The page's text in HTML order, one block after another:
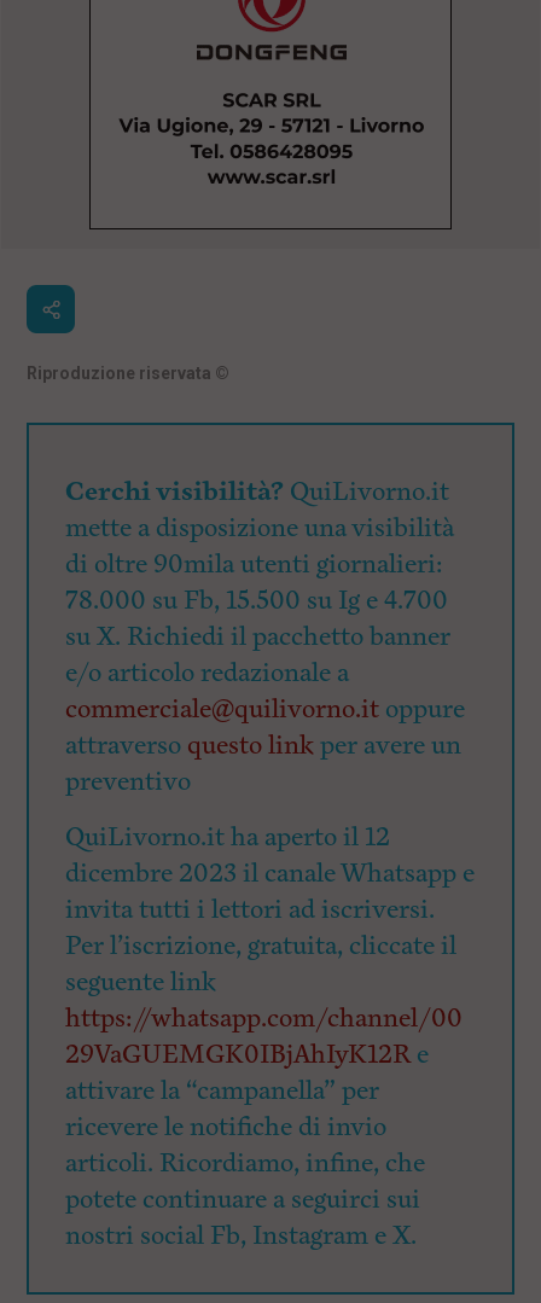
Riproduzione riservata ©
Cerchi visibilità? QuiLivorno.it
mette a disposizione una visibilità
di oltre 90mila utenti giornalieri:
78.000 su Fb, 15.500 su Ig e 4.700
su X. Richiedi il pacchetto banner
e/o articolo redazionale a
commerciale@quilivorno.it oppure
attraverso questo linkper avere un
preventivo
QuiLivorno.it ha aperto il 12
dicembre 2023 il canale Whatsapp e
invita tutti i lettori ad iscriversi.
Per l’iscrizione, gratuita, cliccate il
seguente link
https://whatsapp.com/channel/00
29VaGUEMGK0IBjAhIyK12Re
attivare la “campanella” per
ricevere le notifiche di invio
articoli. Ricordiamo, infine, che
potete continuare a seguirci sui
nostri social Fb, Instagram e X.